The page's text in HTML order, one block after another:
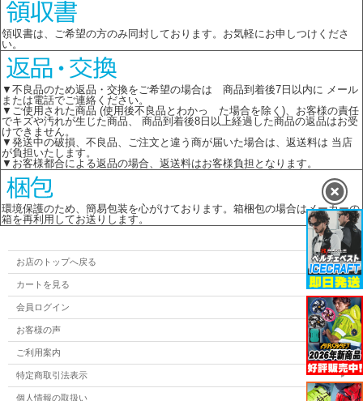
領収書は、ご希望の方のみ同封しております。お気軽にお申しつけくださ
い。
▼不良品のため返品・交換をご希望の場合は 商品到着後7日以内に メール
または電話でご連絡ください。
▼ご使用された商品 (使用後不良品とわかっ た場合を除く)、お客様の責任
でキズや汚れが生じた商品、 商品到着後8日以上経過した商品の返品はお受
けできません。
▼発送中の破損、不良品、ご注文と違う商が届いた場合は、返送料は 当店
が負担いたします。
▼お客様都合による返品の場合、返送料はお客様負担となります。
環境保護のため、簡易包装を心がけております。箱梱包の場合はメーカーの
箱を再利用してお送りします。
お店のトップへ戻る
カートを見る
会員ログイン
お客様の声
ご利用案内
特定商取引法表示
個人情報の取扱い